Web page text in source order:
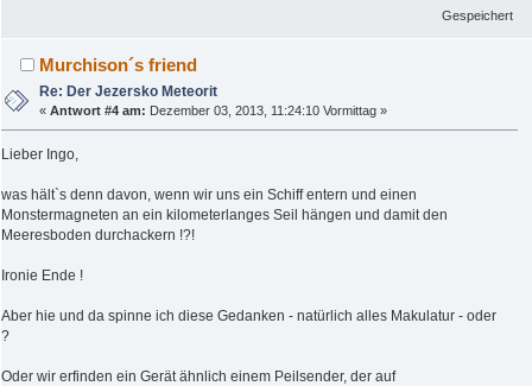
Gespeichert
Murchison´s friend
Re: Der Jezersko Meteorit
«Antwort #4 am: Dezember 03, 2013, 11:24:10 Vormittag »
Lieber Ingo,
was hält`s denn davon, wenn wir uns ein Schiff entern und einen
Monstermagneten an ein kilometerlanges Seil hängen und damit den
Meeresboden durchackern !?!
Ironie Ende !
Aber hie und da spinne ich diese Gedanken - natürlich alles Makulatur - oder
?
Oder wir erfinden ein Gerät ähnlich einem Peilsender, der auf